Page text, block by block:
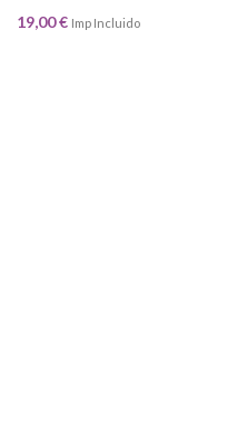
19,00€ Imp Incluido